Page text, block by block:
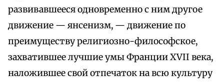
развивавшееся одновременно с ним другое
движение — янсенизм, — движение по
преимуществу религиозно-философское,
захватившее лучшие умы Франции XVII века,
наложившее свой отпечаток на всю культуру